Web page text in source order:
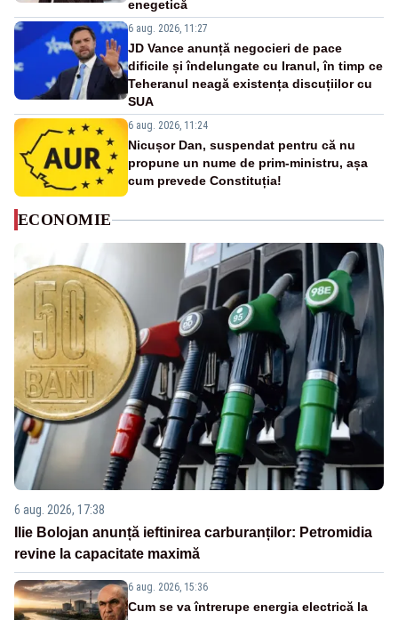
enegetică
6 aug. 2026, 11:27
JD Vance anunță negocieri de pace
dificile și îndelungate cu Iranul, în timp ce
Teheranul neagă existența discuțiilor cu
SUA
6 aug. 2026, 11:24
Nicușor Dan, suspendat pentru că nu
propune un nume de prim-ministru, așa
cum prevede Constituția!
ECONOMIE
6 aug. 2026, 17:38
Ilie Bolojan anunță ieftinirea carburanților: Petromidia
revine la capacitate maximă
6 aug. 2026, 15:36
Cum se va întrerupe energia electrică la